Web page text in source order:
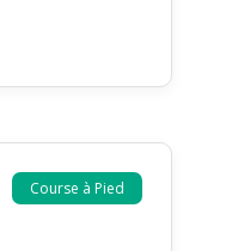
Course à Pied